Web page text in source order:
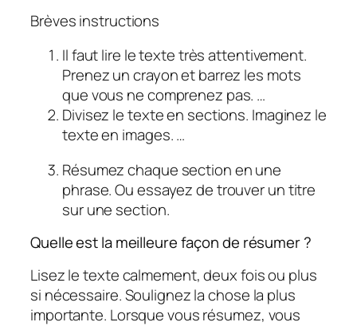
Brèves instructions
Il faut lire le texte très attentivement.
Prenez un crayon et barrez les mots
que vous ne comprenez pas. …
Divisez le texte en sections. Imaginez le
texte en images. …
Résumez chaque section en une
phrase. Ou essayez de trouver un titre
sur une section.
Quelle est la meilleure façon de résumer ?
Lisez le texte calmement, deux fois ou plus
si nécessaire. Soulignez la chose la plus
importante. Lorsque vous résumez, vous